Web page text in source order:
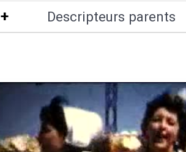
Descripteurs parents